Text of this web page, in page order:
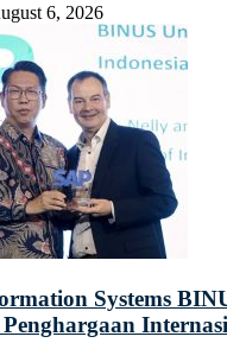
6, 2026
Systems